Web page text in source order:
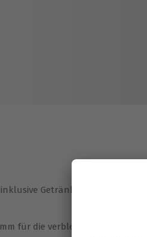
Getränke
für die verbleibenden vier Sinne